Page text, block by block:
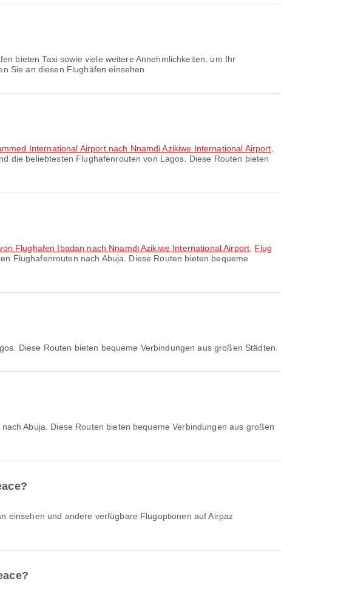
bieten Taxi sowie viele weitere Annehmlichkeiten, um Ihr
Sie an diesen Flughäfen einsehen.
International Airport nach Nnamdi Azikiwe International Airport
die beliebtesten Flughafenrouten von Lagos. Diese Routen bieten
Flughafen Ibadan nach Nnamdi Azikiwe International Airport Flug
Flughafenrouten nach Abuja. Diese Routen bieten bequeme
Diese Routen bieten bequeme Verbindungen aus großen Städten.
Abuja. Diese Routen bieten bequeme Verbindungen aus großen